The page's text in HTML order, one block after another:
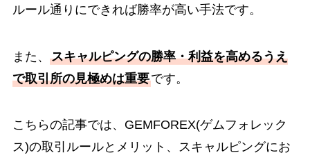
ルール通りにできれば勝率が高い手法です。
また、 スキャルピングの勝率・利益を高めるうえ
で取引所の見極めは重要です。
こちらの記事では、GEMFOREX(ゲムフォレック
ス)の取引ルールとメリット、スキャルピングにお